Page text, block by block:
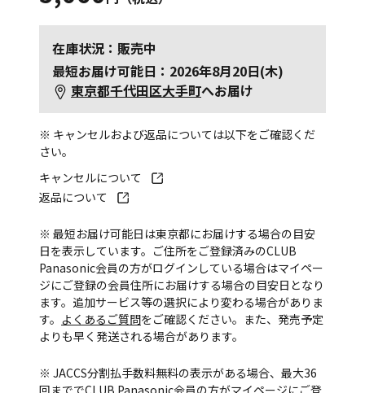
在庫状況：販売中
最短お届け可能日：2026年8月20日(木)
東京都千代田区大手町へお届け
※ キャンセルおよび返品については以下をご確認くだ
さい。
キャンセルについて
返品について
※ 最短お届け可能日は東京都にお届けする場合の目安
日を表示しています。ご住所をご登録済みのCLUB
Panasonic会員の方がログインしている場合はマイペー
ジにご登録の会員住所にお届けする場合の目安日となり
ます。追加サービス等の選択により変わる場合がありま
す。 よくあるご質問をご確認ください。また、発売予定
よりも早く発送される場合があります。
※ JACCS分割払手数料無料の表示がある場合、最大36
回まででCLUB Panasonic会員の方がマイページにご登